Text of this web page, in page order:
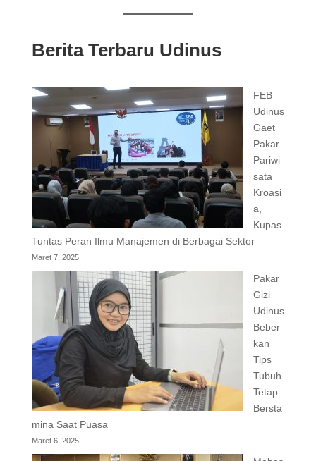
Berita Terbaru Udinus
FEB
Udinus
Gaet
Pakar
Pariwi
sata
Kroasi
a,
Kupas
Tuntas Peran Ilmu Manajemen di Berbagai Sektor
Maret 7, 2025
Pakar
Gizi
Udinus
Beber
kan
Tips
Tubuh
Tetap
Bersta
mina Saat Puasa
Maret 6, 2025